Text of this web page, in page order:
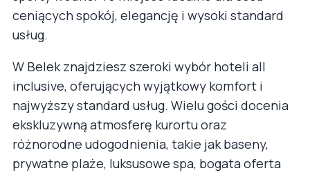
ceniących spokój, elegancję i wysoki standard
usług.
W Belek znajdziesz szeroki wybór hoteli all
inclusive, oferujących wyjątkowy komfort i
najwyższy standard usług. Wielu gości docenia
ekskluzywną atmosferę kurortu oraz
różnorodne udogodnienia, takie jak baseny,
prywatne plaże, luksusowe spa, bogata oferta